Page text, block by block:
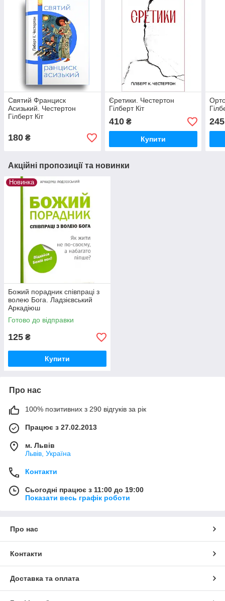
Святий Франциск
Асизький. Честертон
Гілберт Кіт
180 ₴
Єретики. Честертон
Гілберт Кіт
410₴
Купити
245
Акційні пропозиції та новинки
Новинка
Божий порадник співпраці з
волею Бога. Ладзієвський
Аркадіюш
Готово до відправки
125 ₴
Купити
Про нас
100% позитивних з 290 відгуків за рік
Працює з 27.02.2013
м. Львів
Львів, Україна
Контакти
Сьогодні працює з 11:00 до 19:00
Показати весь графік роботи
Про нас
Контакти
Доставка та оплата